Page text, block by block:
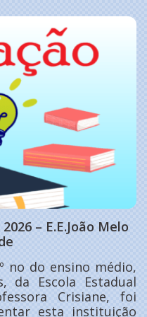
Os 114 anos de
apenas pelo tempo.
Por homens e
cedo todos os dias
suas famílias e ajudar,